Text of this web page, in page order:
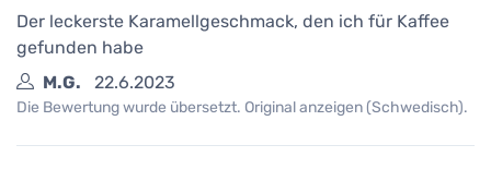
Der leckerste Karamellgeschmack, den ich für Kaffee
gefunden habe
M.G.
22.6.2023
Die Bewertung wurde übersetzt. Original anzeigen (Schwedisch).